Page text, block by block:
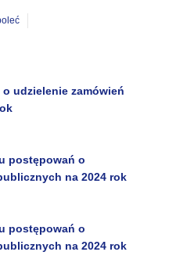
udzielenie zamówień
postępowań o
na 2024 rok
postępowań o
na 2024 rok